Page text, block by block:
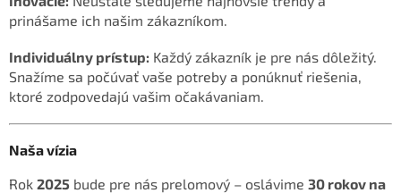
prinášame ich našim zákazníkom.
Individuálny prístup: Každý zákazník je pre nás dôležitý.
Snažíme sa počúvať vaše potreby a ponúknuť riešenia,
ktoré zodpovedajú vašim očakávaniam.
Naša vízia
Rok 2025 bude pre nás prelomový – oslávime 30 rokov na